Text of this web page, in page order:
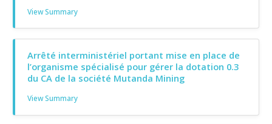
View Summary
Arrêté interministériel portant mise en place de
l’organisme spécialisé pour gérer la dotation 0.3
du CA de la société Mutanda Mining
View Summary